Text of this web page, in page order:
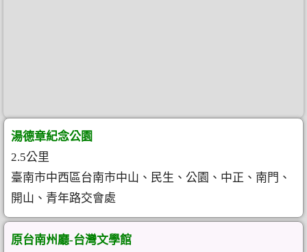
湯德章紀念公園
2.5公里
臺南市中西區台南市中山、民生、公園、中正、南門、
開山、青年路交會處
原台南州廳-台灣文學館